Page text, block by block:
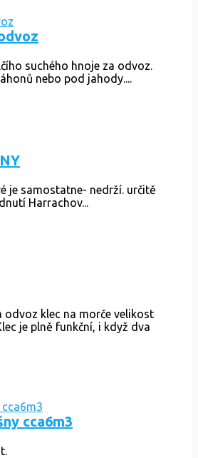
suchého hnoje za odvoz.
nebo pod jahody....
je samostatne- nedrží. určitě
Harrachov...
odvoz klec na morče velikost
je plně funkční, i když dva
cca6m3